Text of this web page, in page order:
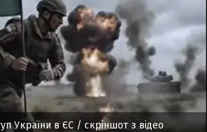
України в ЄС / скріншот з відео